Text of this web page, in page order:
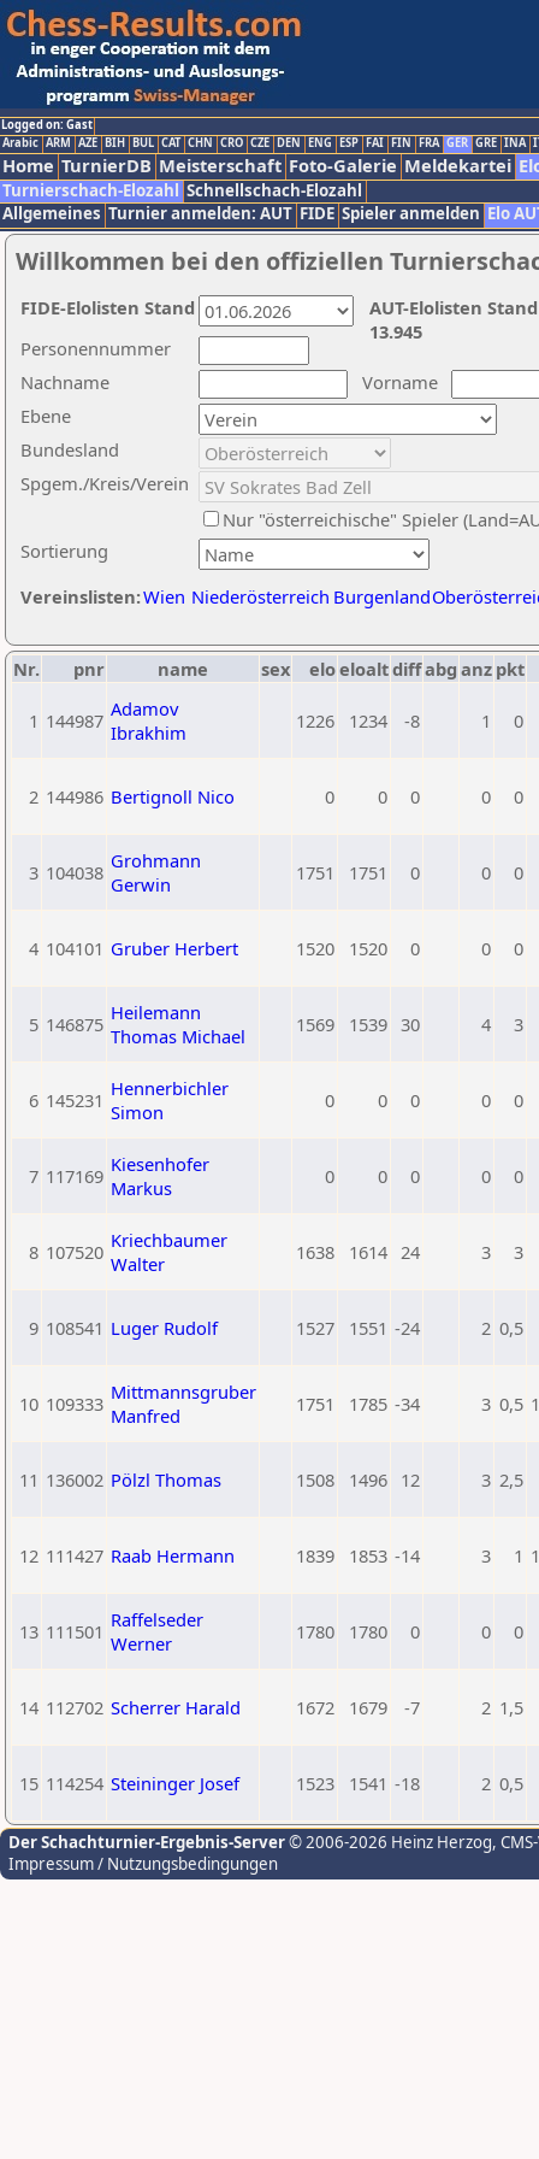
Logged on: Gast
Arabic ARM AZE BIH BUL CAT CHN CRO CZE DEN ENG ESP FAI FIN FRA GER GRE INA
Home TurnierDB Meisterschaft Foto-Galerie Meldekartei
Turnierschach-Elozahl Schnellschach-Elozahl
Allgemeines Turnier anmelden: AUT FIDE Spieler anmelden Elo
Willkommen bei den offiziellen
Nachname
Vorname
Ebene
Sortierung
Personennummer
Bundesland
Spgem./Kreis/Verein
Nur "österreichische" Spieler
Vereinslisten:Wien Niederösterreich Burgenland
AUT-Elolisten
13.945
FIDE-Elolisten Stand
Nr. pnr name sex eloeloaltdiffabg anz pkt
1 144987 Adamov
Ibrakhim
1226 1234 -8 1 0
2 144986 Bertignoll Nico 0 0 0 0 0
3 104038 Grohmann
Gerwin
1751 1751 0 0 0
4 104101 Gruber Herbert 1520 1520 0 0 0
5 146875 Heilemann
Thomas Michael
1569 1539 30 4 3
6 145231 Hennerbichler
Simon
0 0 0 0 0
7 117169 Kiesenhofer
Markus
0 0 0 0 0
8 107520 Kriechbaumer
Walter
1638 1614 24 3 3
9 108541 Luger Rudolf 1527 1551 -24 2 0,5
10 109333 Mittmannsgruber
Manfred
1751 1785 -34 3 0,5
11 136002 Pölzl Thomas 1508 1496 12 3 2,5
12 111427 Raab Hermann 1839 1853 -14 3 1
13 111501 Raffelseder
Werner
1780 1780 0 0 0
14 112702 Scherrer Harald 1672 1679 -7 2 1,5
15 114254 Steininger Josef 1523 1541 -18 2 0,5
Der Schachturnier-Ergebnis-Server© 2006-2026 Heinz Herzog,
Impressum / Nutzungsbedingungen